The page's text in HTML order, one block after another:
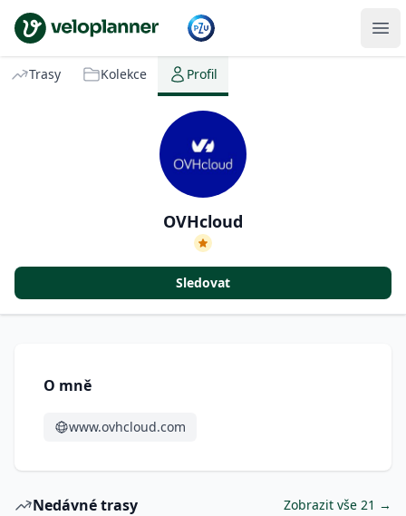
VeloPlanner
Trasy Kolekce Profil
OVHcloud
Sledovat
O mně
www.ovhcloud.com
Nedávné trasy Zobrazit vše 21 →